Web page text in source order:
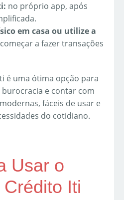
no próprio app, após
em casa ou utilize a
a fazer transações
é uma ótima opção para
e contar com
fáceis de usar e
do cotidiano.
Usar o
Iti